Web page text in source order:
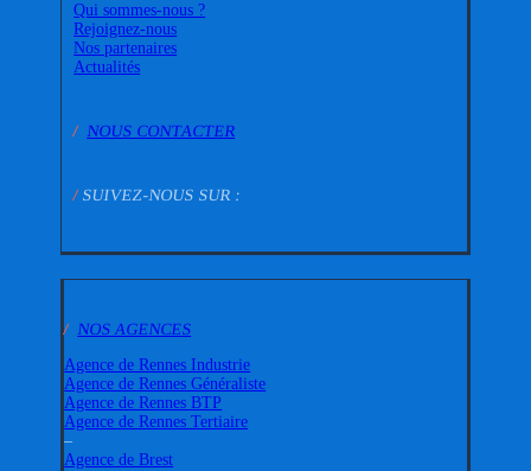
Qui sommes-nous ?
Rejoignez-nous
Nos partenaires
Actualités
/NOUS CONTACTER
/SUIVEZ-NOUS SUR :
/ NOS AGENCES
Agence de Rennes Industrie
Agence de Rennes Généraliste
Agence de Rennes BTP
Agence de Rennes Tertiaire
–
Agence de Brest